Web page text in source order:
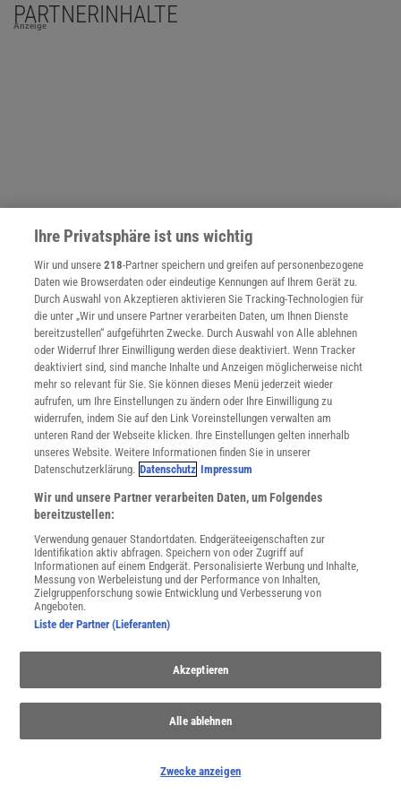
PARTNERINHALTE
Anzeige
NACH OBEN
Für Sie im Spektrum-Shop und am Kiosk:
WEITERE NEUERSCHEINUNGEN SPEKTRUM SHOP
Spektrum
JETZT ANMELDEN!
Sie können unsere Newsletter jederzeit wieder abbestellen. Infos zu unserem Umgang
Ihre Privatsphäre ist uns wichtig
Wir und unsere218-Partner speichern und greifen auf personenbezogene
Daten wie Browserdaten oder eindeutige Kennungen auf Ihrem Gerät zu.
Durch Auswahl von Akzeptieren aktivieren Sie Tracking-Technologien für
die unter „Wir und unsere Partner verarbeiten Daten, um Ihnen Dienste
bereitzustellen“ aufgeführten Zwecke. Durch Auswahl von Alle ablehnen
oder Widerruf Ihrer Einwilligung werden diese deaktiviert. Wenn Tracker
deaktiviert sind, sind manche Inhalte und Anzeigen möglicherweise nicht
mehr so relevant für Sie. Sie können dieses Menü jederzeit wieder
aufrufen, um Ihre Einstellungen zu ändern oder Ihre Einwilligung zu
widerrufen, indem Sie auf den Link Voreinstellungen verwalten am
unteren Rand der Webseite klicken. Ihre Einstellungen gelten innerhalb
unseres Website. Weitere Informationen finden Sie in unserer
Datenschutzerklärung. Datenschutz Impressum
Wir und unsere Partner verarbeiten Daten, um Folgendes
bereitzustellen:
Verwendung genauer Standortdaten. Endgeräteeigenschaften zur
Identifikation aktiv abfragen. Speichern von oder Zugriff auf
Informationen auf einem Endgerät. Personalisierte Werbung und Inhalte,
Messung von Werbeleistung und der Performance von Inhalten,
Zielgruppenforschung sowie Entwicklung und Verbesserung von
Angeboten.
Liste der Partner (Lieferanten)
Akzeptieren
Alle ablehnen
Zwecke anzeigen